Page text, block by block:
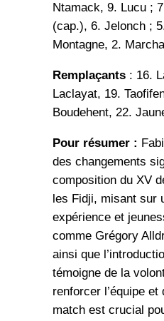
Ntamack, 9. Lucu ;
(cap.), 6. Jelonch ;
Montagne, 2.
Remplaçants: 16.
Laclayat, 19.
Boudehent, 22.
Pour résumer :
des changements
composition du XV
les Fidji, misant sur
expérience et
comme Grégory
ainsi que
témoigne de la
renforcer l’équipe et
match est crucial